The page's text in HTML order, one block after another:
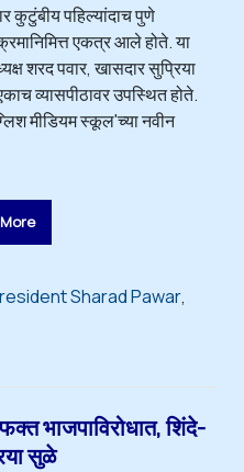
कुटुंबीय पहिल्यांदाच पुणे
एकत्र आले होते. या
शरद पवार, खासदार सुप्रिया
व्यासपीठावर उपस्थित होते.
मीडियम स्कूल'च्या नवीन
Sharad Pawar
भाजपाविरोधात, शिंदे-
सुळे